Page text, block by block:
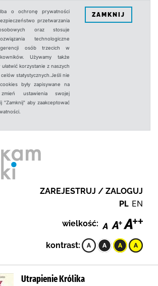
o ochronę prywatności
przetwarzania
oraz stosuje
technologiczne
osób trzecich w
Używamy także
korzystanie z naszych
statystycznych.Jeśli nie
były zapisywane na
ustawienia swojej
"Zamknij" aby zaakceptować
ZAMKNIJ
ZAREJESTRUJ / ZALOGUJ
PL EN
wielkość:
kontrast:
Utrapienie Królika